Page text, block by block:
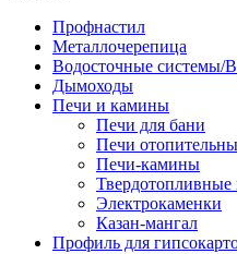
Профнастил
Металлочерепица
Водосточные системы/
Дымоходы
Печи и камины
Печи для бани
Печи
Печи-камины
Твердотопливные
Электрокаменки
Казан-мангал
Профиль для